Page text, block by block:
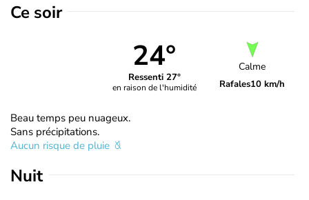
Ce soir
24°
Ressenti 27°
en raison de l'humidité
Calme
Rafales10 km/h
Beau temps peu nuageux.
Sans précipitations.
Aucun risque de pluie
Nuit